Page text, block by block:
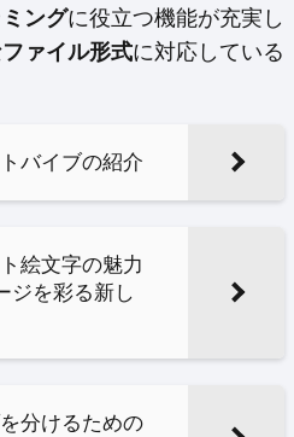
ングに役立つ機能が充実し
ァイル形式に対応している
バイブの紹介
絵文字の魅力
ジを彩る新し
分けるための